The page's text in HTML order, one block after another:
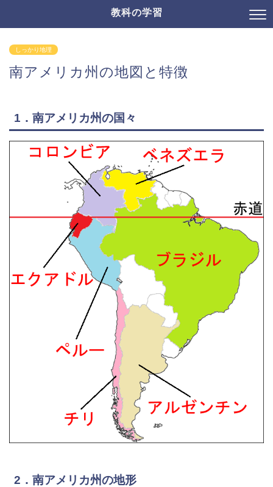
教科の学習
しっかり地理
南アメリカ州の地図と特徴
1．南アメリカ州の国々
2．南アメリカ州の地形